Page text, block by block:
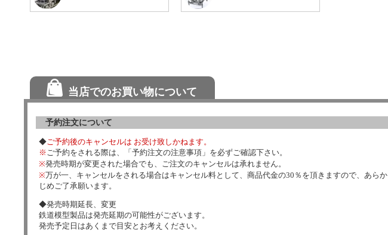
当店でのお買い物について
予約注文について
◆ご予約後のキャンセルは お受け致しかねます。
※ ご予約をされる際は、「予約注文の注意事項」を必ずご確認下さい。
※発売時期が変更された場合でも、ご注文のキャンセルは承れません。
※万が一、キャンセルをされる場合はキャンセル料として、商品代金の30％を頂きますので、あらか
じめご了承願います。
◆発売時期延長、変更
鉄道模型製品は発売延期の可能性がございます。
発売予定日はあくまで目安とお考えください。